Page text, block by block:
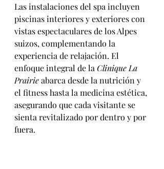
Las instalaciones del spa incluyen
piscinas interiores y exteriores con
vistas espectaculares de los Alpes
suizos, complementando la
experiencia de relajación. El
enfoque integral de la Clinique La
Prairie abarca desde la nutrición y
el fitness hasta la medicina estética,
asegurando que cada visitante se
sienta revitalizado por dentro y por
fuera.